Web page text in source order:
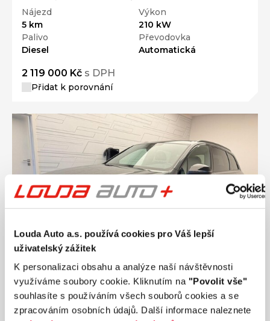
Louda Auto a.s. používá cookies pro Váš lepší
uživatelský zážitek
K personalizaci obsahu a analýze naší návštěvnosti
využíváme soubory cookie. Kliknutím na "Povolit vše"
souhlasíte s používáním všech souborů cookies a se
zpracováním osobních údajů. Další informace naleznete
Nájezd
5 km
Výkon
210 kW
Palivo
Diesel
Převodovka
Automatická
2 119 000 Kč s DPH
Přidat k porovnání
Ročník2026